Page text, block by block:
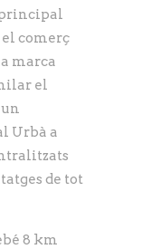
comerç
marca
el
Urbà a
de tot
8 km